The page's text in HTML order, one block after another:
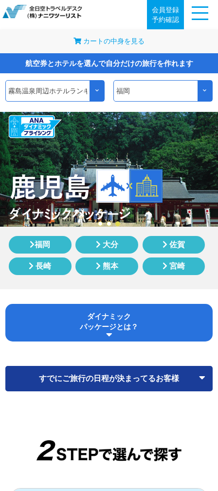
会員登録
予約確認
カートの中身を見る
航空券とホテルを選んで自分だけの旅行を作れます
福岡 大分 佐賀
長崎 熊本 宮崎
ダイナミック
パッケージとは？
すでにご旅行の日程が決まってるお客様